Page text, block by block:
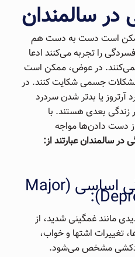
در سالمندان
است دست به دست هم
را تجربه می‌کنند ادعا
در عوض، ممکن است
مشکلات جسمی شکایت کنند. در
آرتروز یا بدتر شدن سردرد
زندگی بعدی هستند. با
دست دادن‌ها مواجه
سالمندان عبارتند از:
1. اختلال افسردگی اساسی (Major
مانند غمگینی شدید، از
تغییرات اشتها و خواب،
مشخص می‌شود.